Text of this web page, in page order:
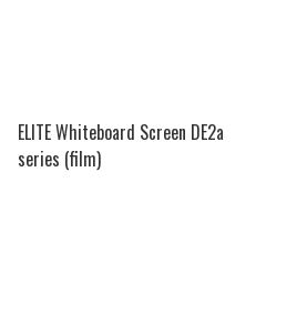
ELITE Whiteboard Screen DE2a
series (film)